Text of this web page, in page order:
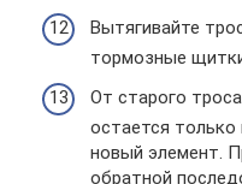
Вытягивайте
тормозные
От старого
остается только
новый элемент.
обратной